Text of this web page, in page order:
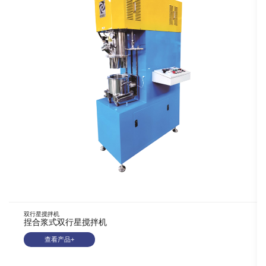
双行星搅拌机
捏合浆式双行星搅拌机
查看产品+